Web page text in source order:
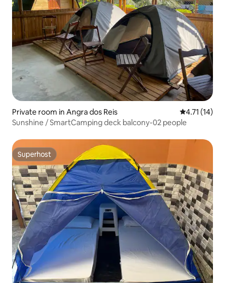
Private room in Angra dos Reis 4.71 out of 5
4.71 (14)
Sunshine / SmartCamping deck balcony-02 people
Superhost
Superhost